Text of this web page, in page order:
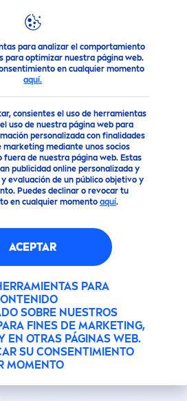
para analizar el comportamiento
para optimizar nuestra página web.
en cualquier momento
aquí.
consientes el uso de herramientas
uso de nuestra página web para
personalizada con finalidades
marketing mediante unos socios
fuera de nuestra página web. Estas
publicidad online personalizada y
evaluación de un público objetivo y
Puedes declinar o revocar tu
en cualquier momento aquí.
ACEPTAR
PARA
SOBRE NUESTROS
FINES DE MARKETING,
EN OTRAS PÁGINAS WEB.
SU CONSENTIMIENTO
MOMENTO
Facial Prueba el limpiador facial
facial